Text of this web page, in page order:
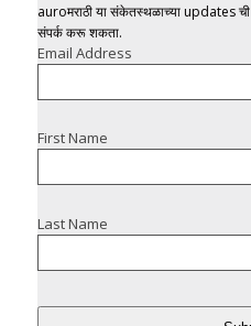
auroमराठी या संकेतस्थळाच्या updates
संपर्क करू शकता.
Email Address
First Name
Last Name